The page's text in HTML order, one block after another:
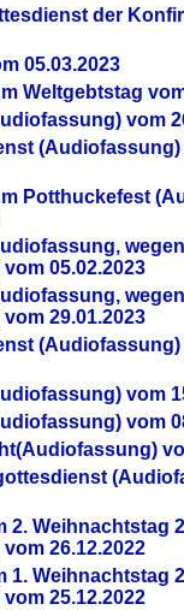
der
05.03.2023
Weltgebtstag
vom
(Audiofassung)
Potthuckefest
05.02.2023
29.01.2023
(Audiofassung)
vom
vom
2. Weihnachtstag
26.12.2022
1. Weihnachtstag
25.12.2022